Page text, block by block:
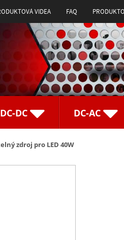
VIDEA FAQ
DC-DC DC-AC
zdroj pro LED 40W